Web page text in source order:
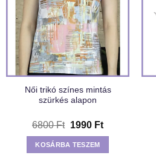
Női trikó színes mintás
szürkés alapon
6800Ft Original
price
was:
6800 Ft.
1990 FtCurrent
price
1990 Ft.
KOSÁRBA TESZEM